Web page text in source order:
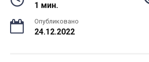
1 мин.
Опубликовано
24.12.2022